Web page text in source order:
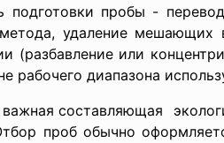
подготовки пробы -
удаление
(разбавление или
рабочего диапазона
составляющая
проб обычно